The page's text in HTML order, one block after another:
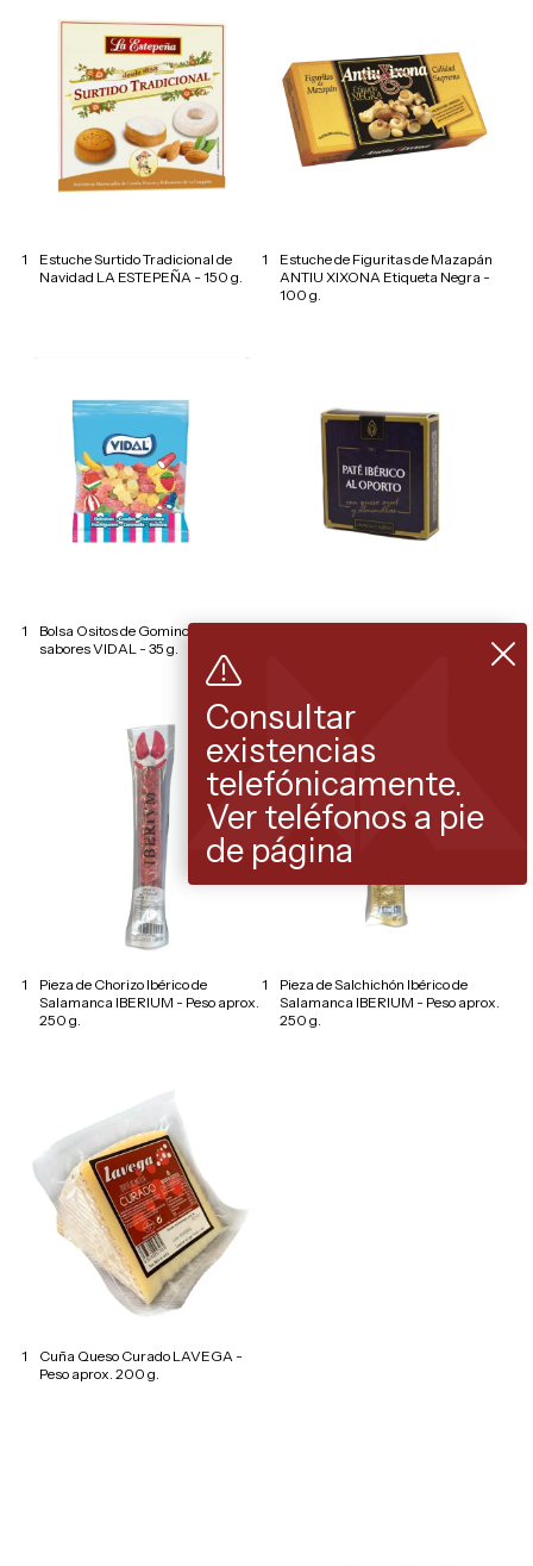
1
Estuche Surtido Tradicional de
Navidad LA ESTEPEÑA - 150 g.
1
Estuche de Figuritas de Mazapán
ANTIU XIXONA Etiqueta Negra -
100 g.
1
Bolsa Ositos de Gominola 4
sabores VIDAL - 35 g.
1
Pieza de Chorizo Ibérico de
Salamanca IBERIUM - Peso aprox.
250 g.
1
Pieza de Salchichón Ibérico de
Salamanca IBERIUM - Peso aprox.
250 g.
1
Cuña Queso Curado LAVEGA -
Peso aprox. 200 g.
Consultar
existencias
telefónicamente.
Ver teléfonos a pie
de página